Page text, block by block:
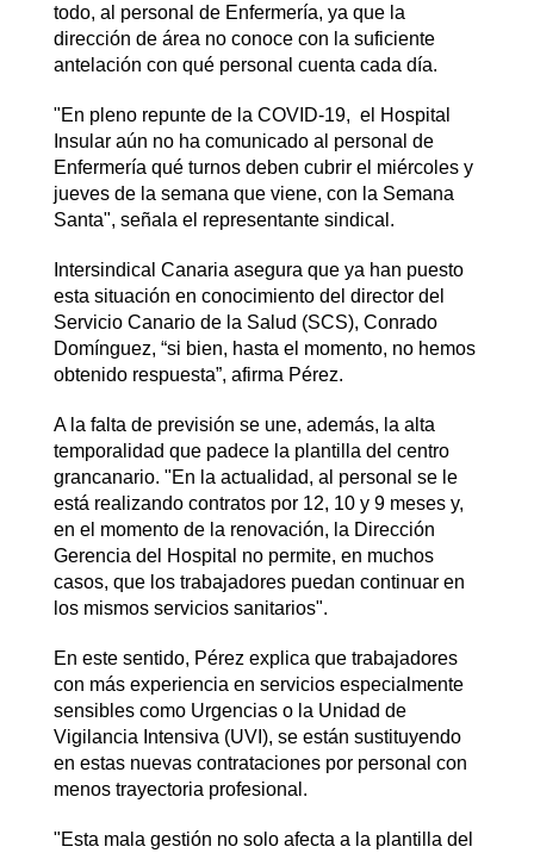
todo, al personal de Enfermería, ya que la
dirección de área no conoce con la suficiente
antelación con qué personal cuenta cada día.
"En pleno repunte de la COVID-19, el Hospital
Insular aún no ha comunicado al personal de
Enfermería qué turnos deben cubrir el miércoles y
jueves de la semana que viene, con la Semana
Santa", señala el representante sindical.
Intersindical Canaria asegura que ya han puesto
esta situación en conocimiento del director del
Servicio Canario de la Salud (SCS), Conrado
Domínguez, “si bien, hasta el momento, no hemos
obtenido respuesta”, afirma Pérez.
A la falta de previsión se une, además, la alta
temporalidad que padece la plantilla del centro
grancanario. "En la actualidad, al personal se le
está realizando contratos por 12, 10 y 9 meses y,
en el momento de la renovación, la Dirección
Gerencia del Hospital no permite, en muchos
casos, que los trabajadores puedan continuar en
los mismos servicios sanitarios".
En este sentido, Pérez explica que trabajadores
con más experiencia en servicios especialmente
sensibles como Urgencias o la Unidad de
Vigilancia Intensiva (UVI), se están sustituyendo
en estas nuevas contrataciones por personal con
menos trayectoria profesional.
"Esta mala gestión no solo afecta a la plantilla del